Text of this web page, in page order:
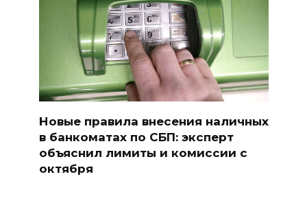
Новые правила внесения наличных
в банкоматах по СБП: эксперт
объяснил лимиты и комиссии с
октября